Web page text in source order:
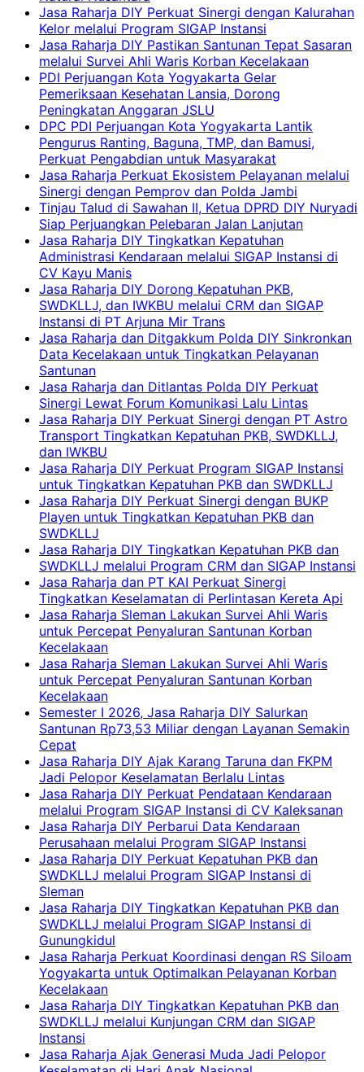
Jasa Raharja DIY Perkuat Sinergi dengan Kalurahan
Kelor melalui Program SIGAP Instansi
Jasa Raharja DIY Pastikan Santunan Tepat Sasaran
melalui Survei Ahli Waris Korban Kecelakaan
PDI Perjuangan Kota Yogyakarta Gelar
Pemeriksaan Kesehatan Lansia, Dorong
Peningkatan Anggaran JSLU
DPC PDI Perjuangan Kota Yogyakarta Lantik
Pengurus Ranting, Baguna, TMP, dan Bamusi,
Perkuat Pengabdian untuk Masyarakat
Jasa Raharja Perkuat Ekosistem Pelayanan melalui
Sinergi dengan Pemprov dan Polda Jambi
Tinjau Talud di Sawahan II, Ketua DPRD DIY Nuryadi
Siap Perjuangkan Pelebaran Jalan Lanjutan
Jasa Raharja DIY Tingkatkan Kepatuhan
Administrasi Kendaraan melalui SIGAP Instansi di
CV Kayu Manis
Jasa Raharja DIY Dorong Kepatuhan PKB,
SWDKLLJ, dan IWKBU melalui CRM dan SIGAP
Instansi di PT Arjuna Mir Trans
Jasa Raharja dan Ditgakkum Polda DIY Sinkronkan
Data Kecelakaan untuk Tingkatkan Pelayanan
Santunan
Jasa Raharja dan Ditlantas Polda DIY Perkuat
Sinergi Lewat Forum Komunikasi Lalu Lintas
Jasa Raharja DIY Perkuat Sinergi dengan PT Astro
Transport Tingkatkan Kepatuhan PKB, SWDKLLJ,
dan IWKBU
Jasa Raharja DIY Perkuat Program SIGAP Instansi
untuk Tingkatkan Kepatuhan PKB dan SWDKLLJ
Jasa Raharja DIY Perkuat Sinergi dengan BUKP
Playen untuk Tingkatkan Kepatuhan PKB dan
SWDKLLJ
Jasa Raharja DIY Tingkatkan Kepatuhan PKB dan
SWDKLLJ melalui Program CRM dan SIGAP Instansi
Jasa Raharja dan PT KAI Perkuat Sinergi
Tingkatkan Keselamatan di Perlintasan Kereta Api
Jasa Raharja Sleman Lakukan Survei Ahli Waris
untuk Percepat Penyaluran Santunan Korban
Kecelakaan
Jasa Raharja Sleman Lakukan Survei Ahli Waris
untuk Percepat Penyaluran Santunan Korban
Kecelakaan
Semester I 2026, Jasa Raharja DIY Salurkan
Santunan Rp73,53 Miliar dengan Layanan Semakin
Cepat
Jasa Raharja DIY Ajak Karang Taruna dan FKPM
Jadi Pelopor Keselamatan Berlalu Lintas
Jasa Raharja DIY Perkuat Pendataan Kendaraan
melalui Program SIGAP Instansi di CV Kaleksanan
Jasa Raharja DIY Perbarui Data Kendaraan
Perusahaan melalui Program SIGAP Instansi
Jasa Raharja DIY Perkuat Kepatuhan PKB dan
SWDKLLJ melalui Program SIGAP Instansi di
Sleman
Jasa Raharja DIY Tingkatkan Kepatuhan PKB dan
SWDKLLJ melalui Program SIGAP Instansi di
Gunungkidul
Jasa Raharja Perkuat Koordinasi dengan RS Siloam
Yogyakarta untuk Optimalkan Pelayanan Korban
Kecelakaan
Jasa Raharja DIY Tingkatkan Kepatuhan PKB dan
SWDKLLJ melalui Kunjungan CRM dan SIGAP
Instansi
Jasa Raharja Ajak Generasi Muda Jadi Pelopor